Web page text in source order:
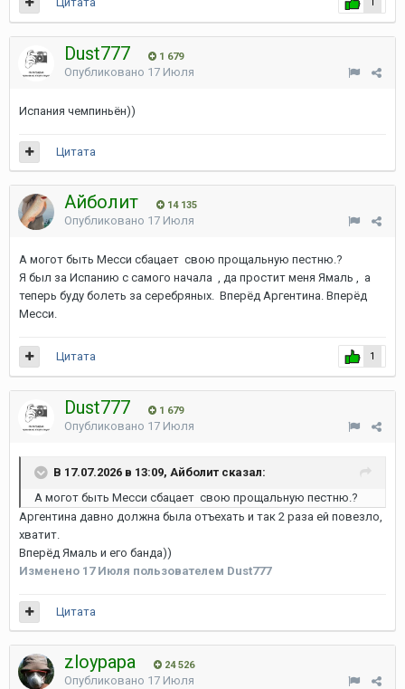
Dust777 1 679
Опубликовано 17 Июля
Испания чемпиньён))
Цитата
Айболит 14 135
Опубликовано 17 Июля
А могот быть Месси сбацает свою прощальную пестню.?
Я был за Испанию с самого начала , да простит меня Ямаль , а
теперь буду болеть за серебряных. Вперёд Аргентина. Вперёд
Месси.
1
Цитата
Dust777 1 679
Опубликовано 17 Июля
В 17.07.2026 в 13:09, Айболит сказал:
А могот быть Месси сбацает свою прощальную пестню.?
Аргентина давно должна была отъехать и так 2 раза ей повезло,
хватит.
Вперёд Ямаль и его банда))
Изменено 17 Июля пользователем Dust777
Цитата
zloypapa 24 526
Опубликовано 17 Июля